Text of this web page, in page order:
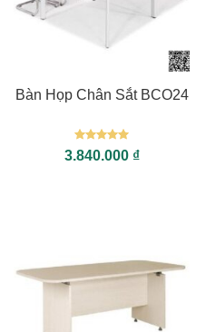
Bàn Họp Chân Sắt BCO24
Được xếp
hạng55
3.840.000 ₫